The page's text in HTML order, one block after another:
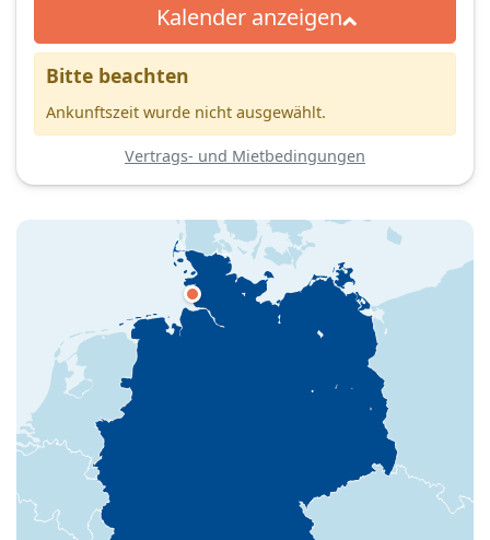
Kalender anzeigen
Bitte beachten
Ankunftszeit wurde nicht ausgewählt.
Vertrags- und Mietbedingungen